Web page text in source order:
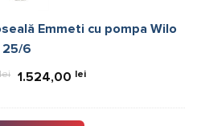
Wilo
25/6
Emmeti cu pompa Wilo
25/6
lei
Prețul
1.524,00 leiPrețul